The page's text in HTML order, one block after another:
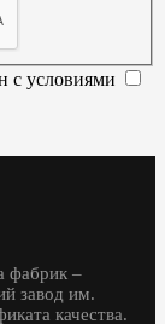
с условиями
фабрик –
завод им.
качества.